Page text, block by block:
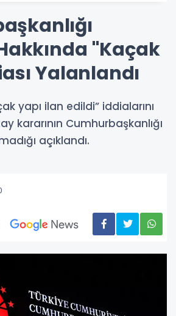
"Kaçak
Yalanlandı
yapı ilan edildi” iddialarını
kararının Cumhurbaşkanlığı
açıklandı.